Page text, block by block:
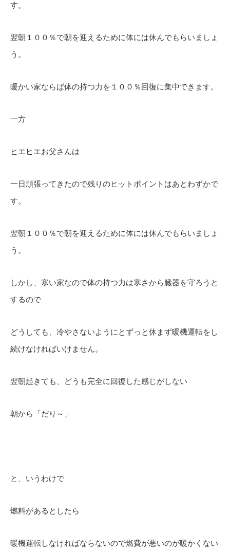
す。
翌朝１００％で朝を迎えるために体には休んでもらいましょ
う。
暖かい家ならば体の持つ力を１００％回復に集中できます。
一方
ヒエヒエお父さんは
一日頑張ってきたので残りのヒットポイントはあとわずかで
す。
翌朝１００％で朝を迎えるために体には休んでもらいましょ
う。
しかし、寒い家なので体の持つ力は寒さから臓器を守ろうと
するので
どうしても、冷やさないようにとずっと休まず暖機運転をし
続けなければいけません。
翌朝起きても、どうも完全に回復した感じがしない
朝から「だり～」
と、いうわけで
燃料があるとしたら
暖機運転しなければならないので燃費が悪いのが暖かくない